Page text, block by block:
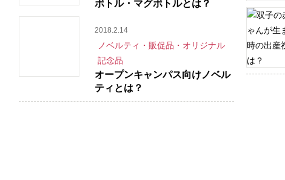
ボトル・マグボトルとは？
2018.2.14
ノベルティ・販促品・オリジナル
記念品
オープンキャンパス向けノベル
ティとは？